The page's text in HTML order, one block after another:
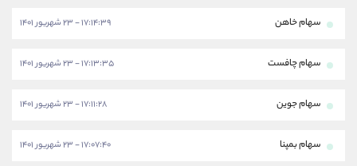
سهام خاهن ۱۷:۱۴:۳۹ - ۲۳ شهریور ۱۴۰۱
سهام چافست ۱۷:۱۳:۳۵ - ۲۳ شهریور ۱۴۰۱
سهام جوین ۱۷:۱۱:۲۸ - ۲۳ شهریور ۱۴۰۱
سهام بمپنا ۱۷:۰۷:۴۰ - ۲۳ شهریور ۱۴۰۱